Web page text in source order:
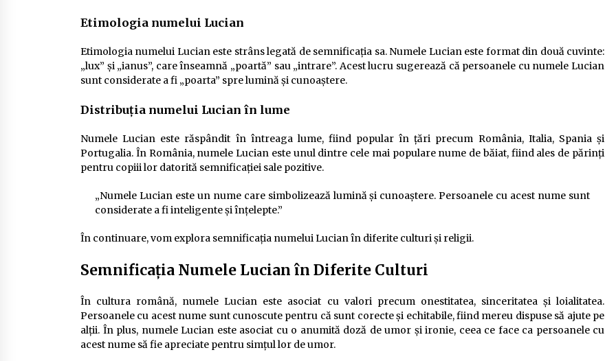
Etimologia numelui Lucian
Etimologia numelui Lucian este strâns legată de semnificația sa. Numele Lucian este format din două cuvinte:
„lux” și „ianus”, care înseamnă „poartă” sau „intrare”. Acest lucru sugerează că persoanele cu numele Lucian
sunt considerate a fi „poarta” spre lumină și cunoaștere.
Distribuția numelui Lucian în lume
Numele Lucian este răspândit în întreaga lume, fiind popular în țări precum România, Italia, Spania și
Portugalia. În România, numele Lucian este unul dintre cele mai populare nume de băiat, fiind ales de părinți
pentru copiii lor datorită semnificației sale pozitive.
„Numele Lucian este un nume care simbolizează lumină și cunoaștere. Persoanele cu acest nume sunt
considerate a fi inteligente și înțelepte.”
În continuare, vom explora semnificația numelui Lucian în diferite culturi și religii.
Semnificația Numele Lucian în Diferite Culturi
În cultura română, numele Lucian este asociat cu valori precum onestitatea, sinceritatea și loialitatea.
Persoanele cu acest nume sunt cunoscute pentru că sunt corecte și echitabile, fiind mereu dispuse să ajute pe
alții. În plus, numele Lucian este asociat cu o anumită doză de umor și ironie, ceea ce face ca persoanele cu
acest nume să fie apreciate pentru simțul lor de umor.